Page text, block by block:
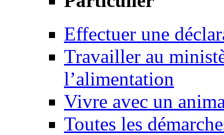
Effectuer une
Travailler au
l’alimentation
Vivre avec un
Toutes les